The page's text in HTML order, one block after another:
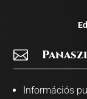

Információs